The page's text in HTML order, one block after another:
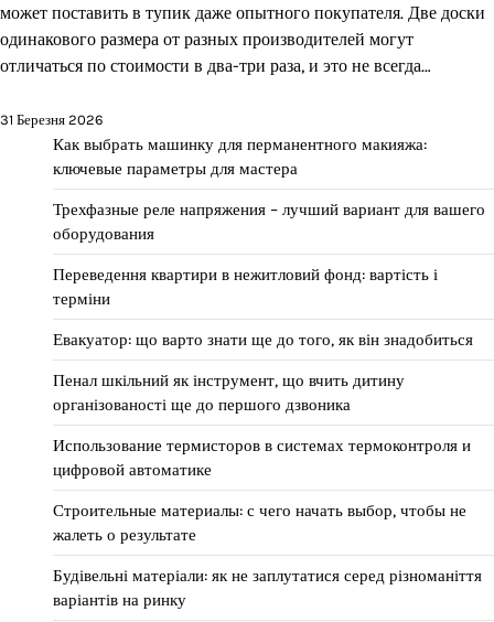
может поставить в тупик даже опытного покупателя. Две доски
одинакового размера от разных производителей могут
отличаться по стоимости в два-три раза, и это не всегда…
31 Березня 2026
Как выбрать машинку для перманентного макияжа:
ключевые параметры для мастера
Трехфазные реле напряжения – лучший вариант для вашего
оборудования
Переведення квартири в нежитловий фонд: вартість і
терміни
Евакуатор: що варто знати ще до того, як він знадобиться
Пенал шкільний як інструмент, що вчить дитину
організованості ще до першого дзвоника
Использование термисторов в системах термоконтроля и
цифровой автоматике
Строительные материалы: с чего начать выбор, чтобы не
жалеть о результате
Будівельні матеріали: як не заплутатися серед різноманіття
варіантів на ринку